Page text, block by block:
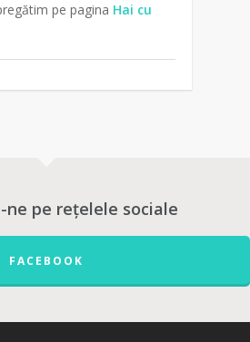
pe pagina Hai cu
ne pe rețelele sociale
FACEBOOK